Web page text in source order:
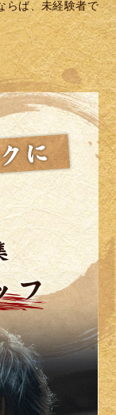
らば、未経験者で